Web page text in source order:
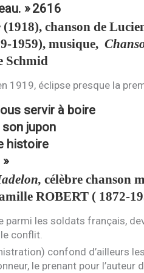
»2616
(1918), chanson de
1959), musique,
Schmid
1919, éclipse presque la
servir à boire
jupon
histoire
célèbre chanson
ROBERT( 1872-
parmi les soldats français,
conflit.
confond d’ailleurs
le prenant pour l’auteur